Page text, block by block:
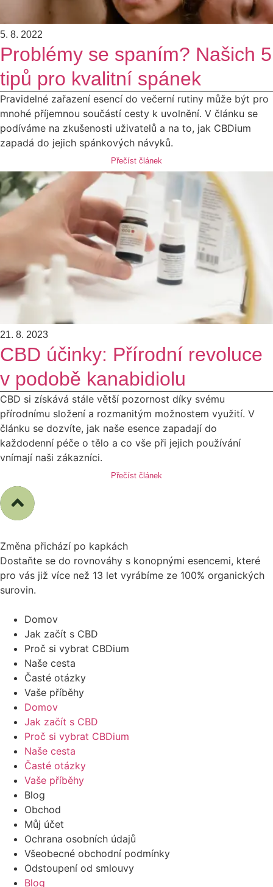
5. 8. 2022
Problémy se spaním? Našich 5
tipů pro kvalitní spánek
Pravidelné zařazení esencí do večerní rutiny může být pro
mnohé příjemnou součástí cesty k uvolnění. V článku se
podíváme na zkušenosti uživatelů a na to, jak CBDium
zapadá do jejich spánkových návyků.
Přečíst článek
21. 8. 2023
CBD účinky: Přírodní revoluce
v podobě kanabidiolu
CBD si získává stále větší pozornost díky svému
přírodnímu složení a rozmanitým možnostem využití. V
článku se dozvíte, jak naše esence zapadají do
každodenní péče o tělo a co vše při jejich používání
vnímají naši zákazníci.
Přečíst článek
Změna přichází po kapkách
Dostaňte se do rovnováhy s konopnými esencemi, které
pro vás již více než 13 let vyrábíme ze 100% organických
surovin.
Domov
Jak začít s CBD
Proč si vybrat CBDium
Naše cesta
Časté otázky
Vaše příběhy
Domov
Jak začít s CBD
Proč si vybrat CBDium
Naše cesta
Časté otázky
Vaše příběhy
Blog
Obchod
Můj účet
Ochrana osobních údajů
Všeobecné obchodní podmínky
Odstoupení od smlouvy
Blog